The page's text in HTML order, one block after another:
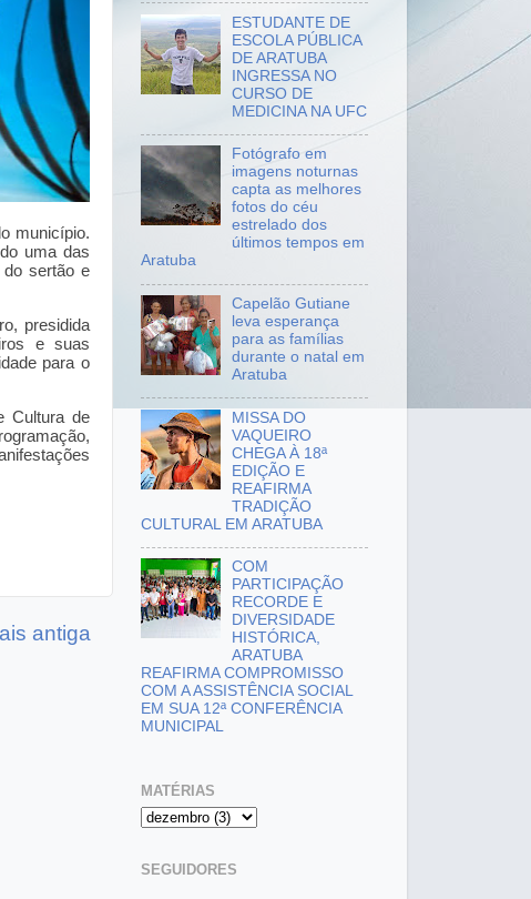
município.
uma das
do sertão e
presidida
e suas
para o
Cultura de
antiga
ESTUDANTE DE
ESCOLA PÚBLICA
DE ARATUBA
INGRESSA NO
CURSO DE
MEDICINA NA UFC
Fotógrafo em
imagens noturnas
capta as melhores
fotos do céu
estrelado dos
últimos tempos em
Aratuba
Capelão Gutiane
leva esperança
para as famílias
durante o natal em
Aratuba
MISSA DO
VAQUEIRO
CHEGA À 18ª
EDIÇÃO E
REAFIRMA
TRADIÇÃO
CULTURAL EM ARATUBA
COM
PARTICIPAÇÃO
RECORDE E
DIVERSIDADE
HISTÓRICA,
ARATUBA
REAFIRMA COMPROMISSO
COM A ASSISTÊNCIA SOCIAL
EM SUA 12ª CONFERÊNCIA
MUNICIPAL
MATÉRIAS
SEGUIDORES